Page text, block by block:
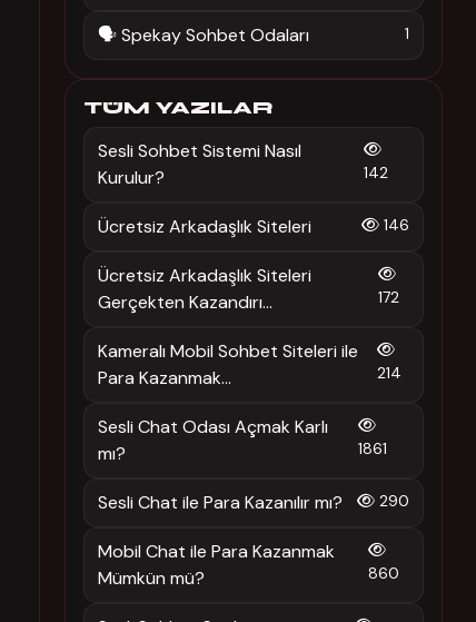
🗣️ Spekay Sohbet Odaları 1
TÜM YAZILAR
Sesli Sohbet Sistemi Nasıl
Kurulur?
142
Ücretsiz Arkadaşlık Siteleri 146
Ücretsiz Arkadaşlık Siteleri
Gerçekten Kazandırı...
172
Kameralı Mobil Sohbet Siteleri ile
Para Kazanmak...
214
Sesli Chat Odası Açmak Karlı
mı?
1861
Sesli Chat ile Para Kazanılır mı? 290
Mobil Chat ile Para Kazanmak
Mümkün mü?
860